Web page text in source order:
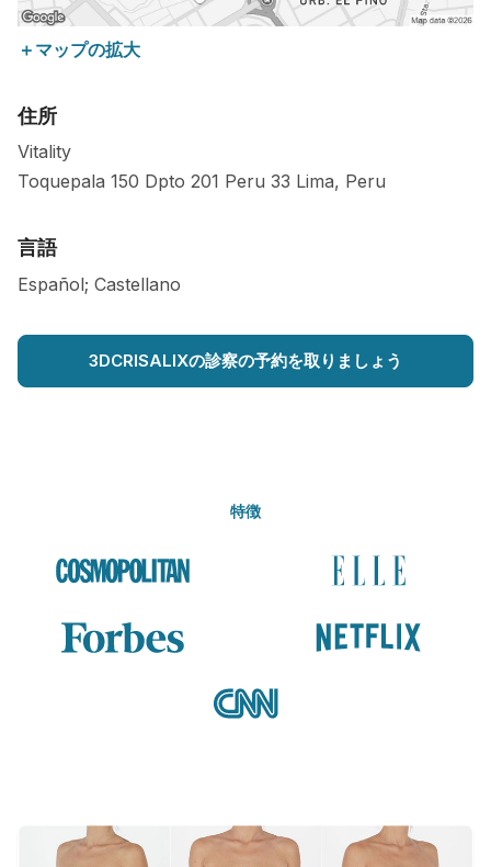
＋マップの拡大
住所
Vitality
Toquepala 150 Dpto 201 Peru 33 Lima, Peru
言語
Español; Castellano
3DCRISALIXの診察の予約を取りましょう
特徴